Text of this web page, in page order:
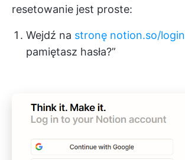
resetowanie jest proste:
Wejdź na stronę notion.so/login
pamiętasz hasła?”